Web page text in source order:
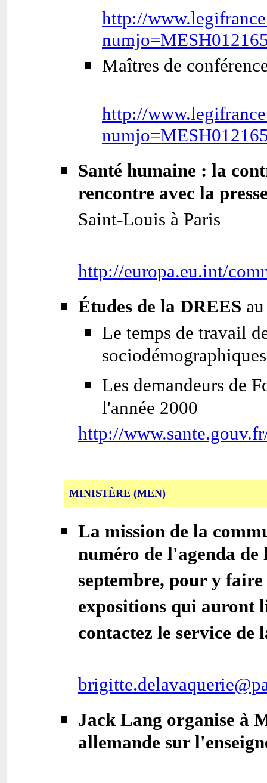
http://
Maîtres de
http://
Santé humaine : la
rencontre avec la
Saint-Louis à Paris
http://europa.eu.int/
Études de la DREES
Le temps de travail
sociodémographiques
Les demandeurs de
l'année 2000
http://
MINISTÈRE (MEN)
La mission de la
numéro de l'agenda
septembre, pour y
expositions qui auront
contactez le service
Jack Lang organise à
allemande sur